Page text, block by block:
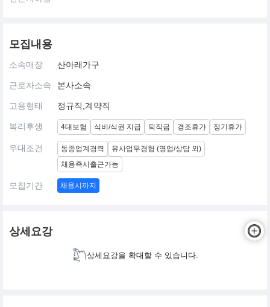
모집내용
소속매장 산아래가구
근로자소속 본사소속
고용형태 정규직,계약직
복리후생 4대보험 식비/식권 지급 퇴직금 경조휴가 정기휴가
우대조건 동종업계경력
유사업무경험 (영업/상담 외)
채용즉시출근가능
모집기간 채용시까지
상세요강
상세요강을 확대할 수 있습니다.